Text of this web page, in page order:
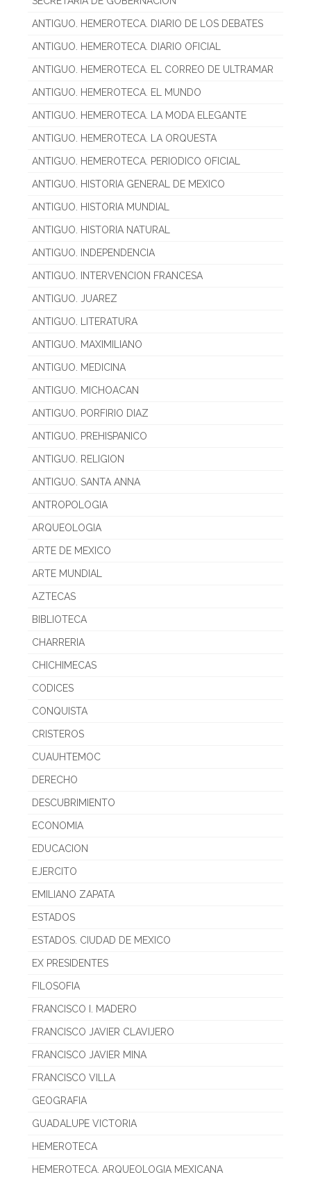
ANTIGUO. HEMEROTECA. DIARIO DE LOS DEBATES
ANTIGUO. HEMEROTECA. DIARIO OFICIAL
ANTIGUO. HEMEROTECA. EL CORREO DE ULTRAMAR
ANTIGUO. HEMEROTECA. EL MUNDO
ANTIGUO. HEMEROTECA. LA MODA ELEGANTE
ANTIGUO. HEMEROTECA. LA ORQUESTA
ANTIGUO. HEMEROTECA. PERIODICO OFICIAL
ANTIGUO. HISTORIA GENERAL DE MEXICO
ANTIGUO. HISTORIA MUNDIAL
ANTIGUO. HISTORIA NATURAL
ANTIGUO. INDEPENDENCIA
ANTIGUO. INTERVENCION FRANCESA
ANTIGUO. JUAREZ
ANTIGUO. LITERATURA
ANTIGUO. MAXIMILIANO
ANTIGUO. MEDICINA
ANTIGUO. MICHOACAN
ANTIGUO. PORFIRIO DIAZ
ANTIGUO. PREHISPANICO
ANTIGUO. RELIGION
ANTIGUO. SANTA ANNA
ANTROPOLOGIA
ARQUEOLOGIA
ARTE DE MEXICO
ARTE MUNDIAL
AZTECAS
BIBLIOTECA
CHARRERIA
CHICHIMECAS
CODICES
CONQUISTA
CRISTEROS
CUAUHTEMOC
DERECHO
DESCUBRIMIENTO
ECONOMIA
EDUCACION
EJERCITO
EMILIANO ZAPATA
ESTADOS
ESTADOS. CIUDAD DE MEXICO
EX PRESIDENTES
FILOSOFIA
FRANCISCO I. MADERO
FRANCISCO JAVIER CLAVIJERO
FRANCISCO JAVIER MINA
FRANCISCO VILLA
GEOGRAFIA
GUADALUPE VICTORIA
HEMEROTECA
HEMEROTECA. ARQUEOLOGIA MEXICANA